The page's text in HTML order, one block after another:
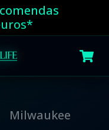
Milwaukee